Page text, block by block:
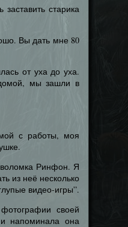
старика
Вы дать мне 80
от уха до уха.
мы зашли в
с работы, моя
Ринфон. Я
из неё несколько
видео-игры”.
своей
напоминала она